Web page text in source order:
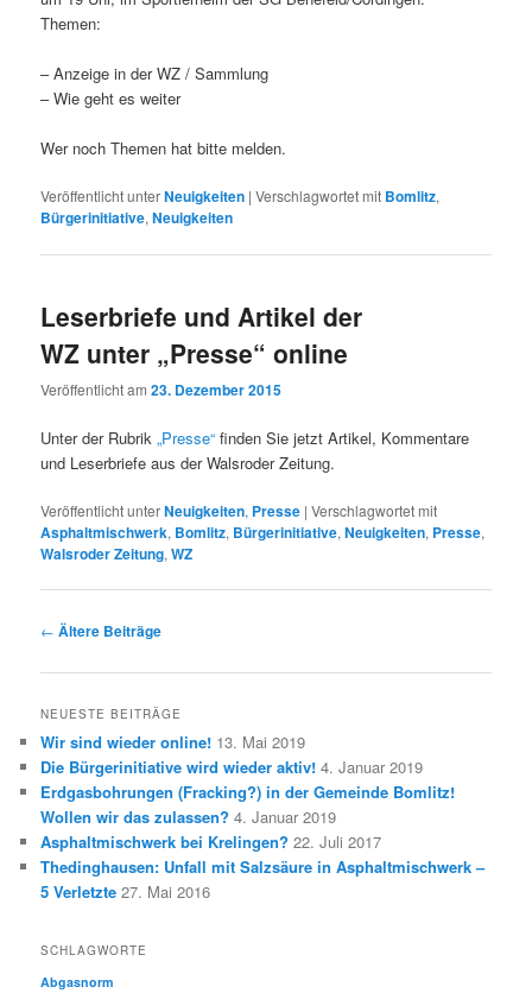
Themen:
– Anzeige in der WZ / Sammlung
– Wie geht es weiter
Wer noch Themen hat bitte melden.
Veröffentlicht unterNeuigkeiten |Verschlagwortet mit Bomlitz,
Bürgerinitiative,Neuigkeiten
Leserbriefe und Artikel der
WZ unter „Presse“ online
Veröffentlicht am23. Dezember 2015
Unter der Rubrik„Presse“finden Sie jetzt Artikel, Kommentare
und Leserbriefe aus der Walsroder Zeitung.
Veröffentlicht unterNeuigkeiten, Presse |Verschlagwortet mit
Asphaltmischwerk, Bomlitz, Bürgerinitiative,Neuigkeiten, Presse,
Walsroder Zeitung,WZ
Beitrags-
← Ältere Beiträge
NEUESTE BEITRÄGE
Wir sind wieder online! 13. Mai 2019
Die Bürgerinitiative wird wieder aktiv! 4. Januar 2019
Erdgasbohrungen (Fracking?) in der Gemeinde Bomlitz!
Wollen wir das zulassen? 4. Januar 2019
Asphaltmischwerk bei Krelingen? 22. Juli 2017
Thedinghausen: Unfall mit Salzsäure in Asphaltmischwerk –
5 Verletzte 27. Mai 2016
SCHLAGWORTE
Abgasnorm